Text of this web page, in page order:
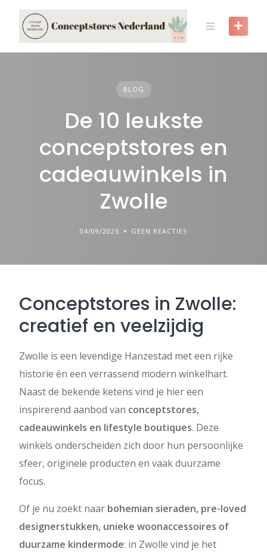
content
BLOG
De 10 leukste
conceptstores en
cadeauwinkels in
Zwolle
04/09/2025 GEEN REACTIES
Conceptstores in Zwolle:
creatief en veelzijdig
Zwolle is een levendige Hanzestad met een rijke
historie én een verrassend modern winkelhart.
Naast de bekende ketens vind je hier een
inspirerend aanbod van conceptstores,
cadeauwinkels en lifestyle boutiques. Deze
winkels onderscheiden zich door hun persoonlijke
sfeer, originele producten en vaak duurzame
focus.
Of je nu zoekt naar bohemian sieraden, pre-loved
designerstukken, unieke woonaccessoires of
duurzame kindermode: in Zwolle vind je het